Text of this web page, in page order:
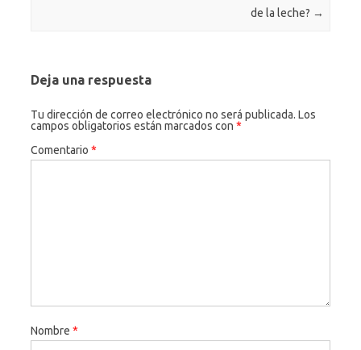
de la leche? →
Deja una respuesta
Tu dirección de correo electrónico no será publicada. Los
campos obligatorios están marcados con *
Comentario *
Nombre *